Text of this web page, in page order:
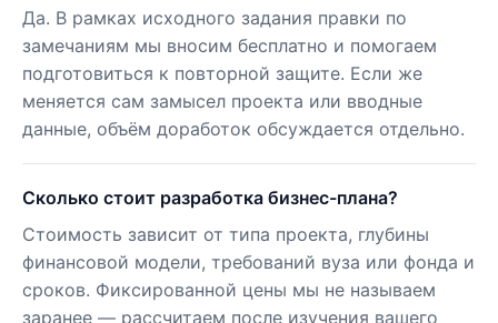
Да. В рамках исходного задания правки по
замечаниям мы вносим бесплатно и помогаем
подготовиться к повторной защите. Если же
меняется сам замысел проекта или вводные
данные, объём доработок обсуждается отдельно.
Сколько стоит разработка бизнес-плана?
Стоимость зависит от типа проекта, глубины
финансовой модели, требований вуза или фонда и
сроков. Фиксированной цены мы не называем
заранее — рассчитаем после изучения вашего